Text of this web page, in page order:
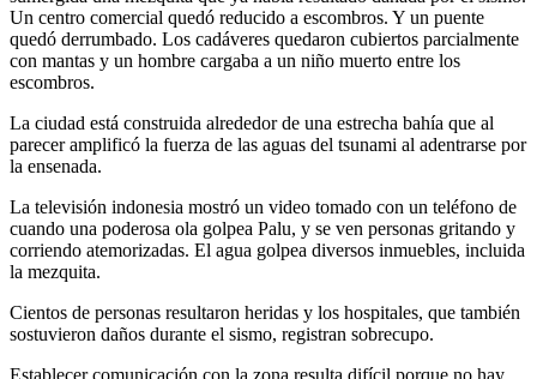
Un centro comercial quedó reducido a escombros. Y un puente
quedó derrumbado. Los cadáveres quedaron cubiertos parcialmente
con mantas y un hombre cargaba a un niño muerto entre los
escombros.
La ciudad está construida alrededor de una estrecha bahía que al
parecer amplificó la fuerza de las aguas del tsunami al adentrarse por
la ensenada.
La televisión indonesia mostró un video tomado con un teléfono de
cuando una poderosa ola golpea Palu, y se ven personas gritando y
corriendo atemorizadas. El agua golpea diversos inmuebles, incluida
la mezquita.
Cientos de personas resultaron heridas y los hospitales, que también
sostuvieron daños durante el sismo, registran sobrecupo.
Establecer comunicación con la zona resulta difícil porque no hay